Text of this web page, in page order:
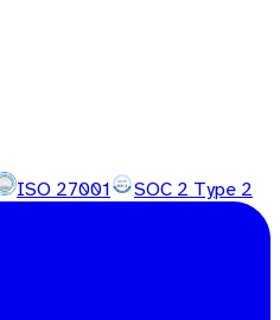
ISO 27001 SOC 2 Type 2